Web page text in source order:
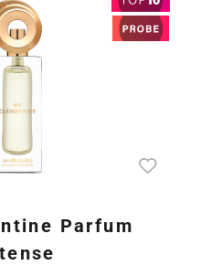
Parfum